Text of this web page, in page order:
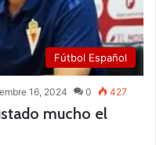
Fútbol Español
16, 2024 0 427
mucho el